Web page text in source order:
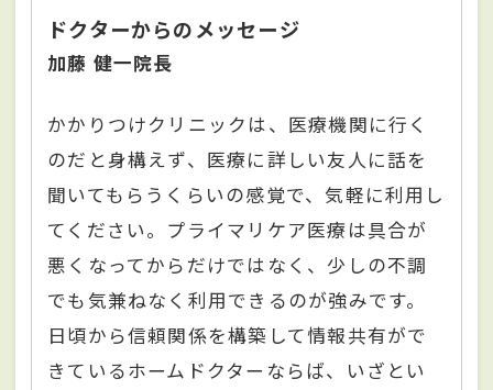
ドクターからのメッセージ
加藤 健一院長
かかりつけクリニックは、医療機関に行く
のだと身構えず、医療に詳しい友人に話を
聞いてもらうくらいの感覚で、気軽に利用し
てください。プライマリケア医療は具合が
悪くなってからだけではなく、少しの不調
でも気兼ねなく利用できるのが強みです。
日頃から信頼関係を構築して情報共有がで
きているホームドクターならば、いざとい